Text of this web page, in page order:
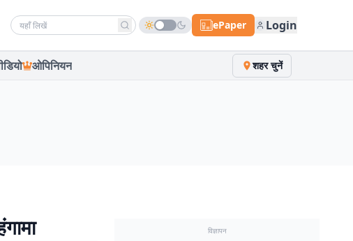
Search news ePaper Login
ओपिनियन शहर चुनें
विज्ञापन